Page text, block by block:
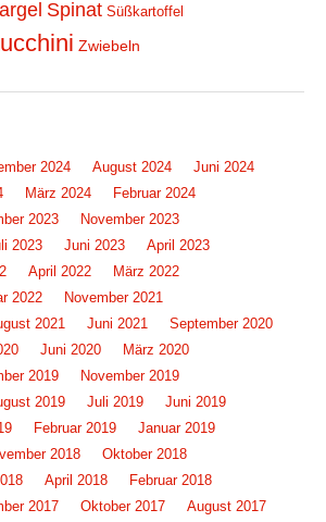
Spinat Süßkartoffel
Zwiebeln
2024 August 2024
Juni 2024
März 2024
Februar 2024
2023
November 2023
2023 Juni 2023
April 2023
April 2022
März 2022
2022
November 2021
2021 Juni 2021
September 2020
Juni 2020
März 2020
2019
November 2019
2019 Juli 2019
Juni 2019
Februar 2019
Januar 2019
2018
Oktober 2018
April 2018
Februar 2018
2017 Oktober 2017
August 2017